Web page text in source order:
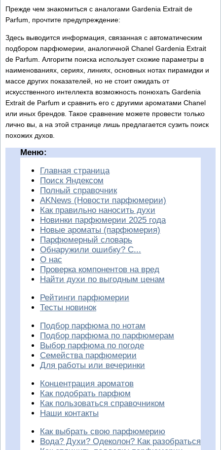
Прежде чем знакомиться с аналогами Gardenia Extrait de
Parfum, прочтите предупреждение:
Здесь выводится информация, связанная с автоматическим
подбором парфюмерии, аналогичной Chanel Gardenia Extrait
de Parfum. Алгоритм поиска использует схожие параметры в
наименованиях, сериях, линиях, основных нотах пирамидки и
массе других показателей, но не стоит ожидать от
искусственного интеллекта возможность понюхать Gardenia
Extrait de Parfum и сравнить его с другими ароматами Chanel
или иных брендов. Такое сравнение можете провести только
лично вы, а на этой странице лишь предлагается сузить поиск
похожих духов.
Меню:
Главная страница
Поиск Яндексом
Полный справочник
AKNews (Новости парфюмерии)
Как правильно наносить духи
Новинки парфюмерии 2025 года
Новые ароматы (парфюмерия)
Парфюмерный словарь
Обнаружили ошибку? С...
О нас
Проверка компонентов на вред
Найти духи по выгодным ценам
Рейтинги парфюмерии
Тесты новинок
Подбор парфюма по нотам
Подбор парфюма по парфюмерам
Выбор парфюма по погоде
Семейства парфюмерии
Для работы или вечеринки
Концентрация ароматов
Как подобрать парфюм
Как пользоваться справочником
Наши контакты
Как выбрать свою парфюмерию
Вода? Духи? Одеколон? Как разобраться